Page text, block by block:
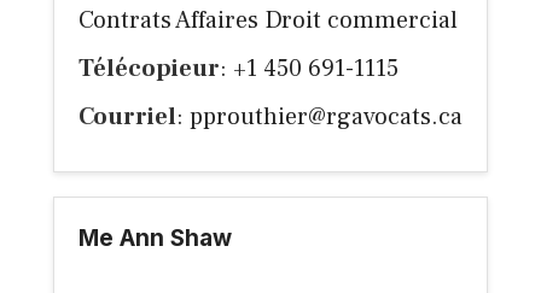
Contrats Affaires Droit commercial
Télécopieur: +1 450 691-1115
Courriel: pprouthier@rgavocats.ca
Me Ann Shaw